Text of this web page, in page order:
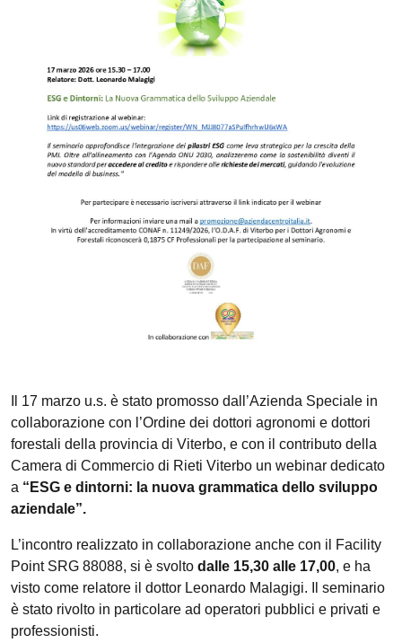
Il 17 marzo u.s. è stato promosso dall’Azienda Speciale in
collaborazione con l’Ordine dei dottori agronomi e dottori
forestali della provincia di Viterbo, e con il contributo della
Camera di Commercio di Rieti Viterbo un webinar dedicato
a “ESG e dintorni: la nuova grammatica dello sviluppo
aziendale”.
L’incontro realizzato in collaborazione anche con il Facility
Point SRG 88088, si è svolto dalle 15,30 alle 17,00, e ha
visto come relatore il dottor Leonardo Malagigi. Il seminario
è stato rivolto in particolare ad operatori pubblici e privati e
professionisti.